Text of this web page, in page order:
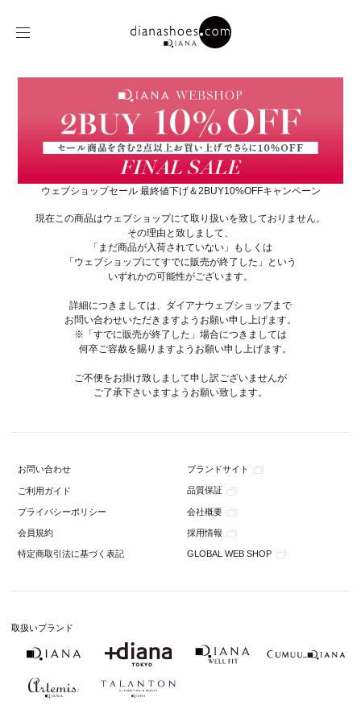
ウェブショップセール 最終値下げ＆2BUY10%OFFキャンペーン
現在この商品はウェブショップにて取り扱いを致しておりません。
その理由と致しまして、
「まだ商品が入荷されていない」もしくは
「ウェブショップにてすでに販売が終了した」という
いずれかの可能性がございます。
詳細につきましては、ダイアナウェブショップまで
お問い合わせいただきますようお願い申し上げます。
※「すでに販売が終了した」場合につきましては
何卒ご容赦を賜りますようお願い申し上げます。
ご不便をお掛け致しまして申し訳ございませんが
ご了承下さいますようお願い致します。
お問い合わせ ブランドサイト
ご利用ガイド 品質保証
プライバシーポリシー 会社概要
会員規約 採用情報
特定商取引法に基づく表記 GLOBAL WEB SHOP
取扱いブランド